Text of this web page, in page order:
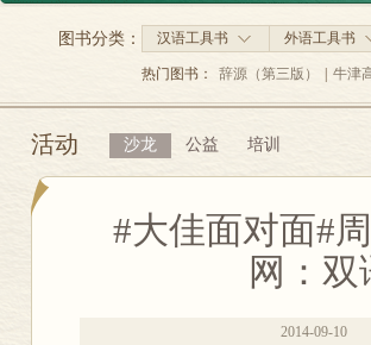
汉语工具书 外语工具书
图书分类：
热门图书： 辞源（第三版） 牛津
活动 沙龙 公益 培训
#大佳面对面#
网：
2014-09-10